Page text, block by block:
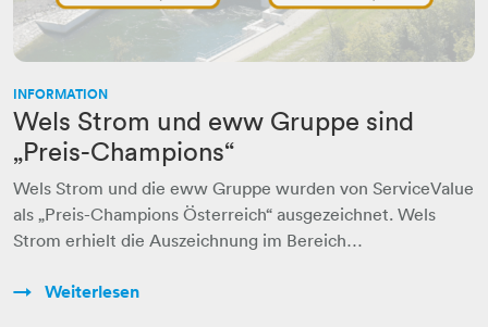
INFORMATION
Wels Strom und eww Gruppe sind
„Preis-Champions“
Wels Strom und die eww Gruppe wurden von ServiceValue
als „Preis-Champions Österreich“ ausgezeichnet. Wels
Strom erhielt die Auszeichnung im Bereich…
Weiterlesen